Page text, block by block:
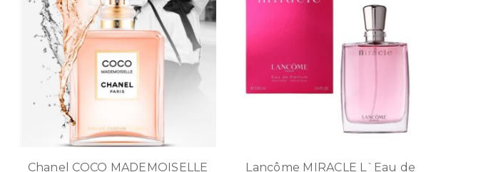
Chanel COCO MADEMOISELLE
Lancôme MIRACLE L`Eau de